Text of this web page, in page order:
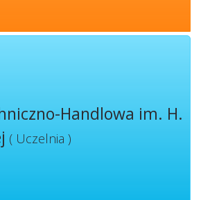
Handlowa im. H.
( Uczelnia )